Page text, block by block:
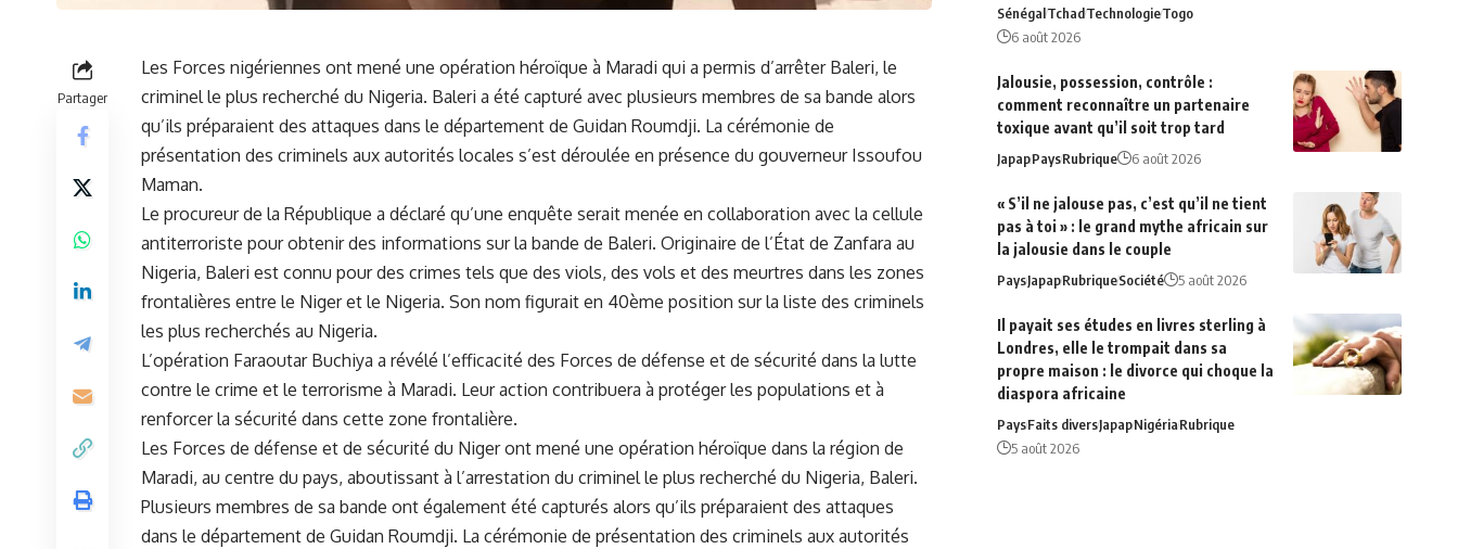
Partager
Les Forces nigériennes ont mené⁣ une opération héroïque à​ Maradi qui a ⁤permis d’arrêter Baleri, le​
criminelle plus ​recherché du Nigeria. Baleri a été capturé avec plusieurs membres de sa bande alors
qu’ils préparaient ⁢des attaques dans le département de Guidan Roumdji. La cérémonie de
présentation des criminels aux autorités locales ‍s’est déroulée en​ présence du gouverneur Issoufou
‍Maman.
Le ⁢procureur de la République a déclaré ⁢qu’une enquête serait menée ⁣en collaboration avec ​la cellule
antiterroriste⁣ pour obtenir ‍des informations sur‍ la bande ‍de Baleri. Originaire ⁤de l’État de Zanfara au
Nigeria, Baleri est connu pour des crimes ⁢tels que des viols, des vols et des meurtres dans​ les zones
⁤frontalières entre le⁣ Niger⁣et‌ le Nigeria. Son nom figurait en 40ème position sur la liste des ⁤criminels
les plus recherchés au Nigeria.
L’opération Faraoutar Buchiya a révélé l’efficacité des Forces de défense et de sécurité dans⁢ la lutte
contre le crime et le terrorisme⁤ à Maradi. Leur action contribuera à protéger​ les populations ⁢et à
renforcer la sécurité dans cette⁣ zone ⁢frontalière.
Les Forces de défense et ‍de⁤ sécurité du ⁣Niger ⁤ont ⁣mené une opération héroïque dans‌ la région de
Maradi, au centre du pays, aboutissant à l’arrestation du criminel le plus recherché du Nigeria, Baleri.
Plusieurs membres de sa ⁢bande ont également été capturés alors qu’ils ‍préparaient des attaques
dans le département de Guidan Roumdji. La ⁢cérémonie de présentation des‌ criminels aux autorités
SénégalTchadTechnologieTogo
6 août 2026
Jalousie, possession, contrôle :
comment reconnaître un partenaire
toxique avant qu’il soit trop tard
JapapPaysRubrique 6 août 2026
« S’il ne jalouse pas, c’est qu’il ne tient
pas à toi » : le grand mythe africain sur
la jalousie dans le couple
PaysJapapRubriqueSociété 5 août 2026
Il payait ses études en livres sterling à
Londres, elle le trompait dans sa
propre maison : le divorce qui choque la
diaspora africaine
PaysFaits diversJapapNigériaRubrique
5 août 2026